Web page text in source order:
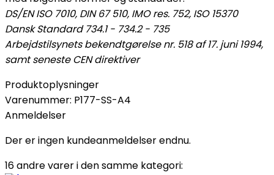
DS/EN ISO 7010, DIN 67 510, IMO res. 752, ISO 15370
Dansk Standard 734.1 - 734.2 - 735
Arbejdstilsynets bekendtgørelse nr. 518 af 17. juni 1994,
samt seneste CEN direktiver
Produktoplysninger
Varenummer: P177-SS-A4
Anmeldelser
Der er ingen kundeanmeldelser endnu.
16 andre varer i den samme kategori: